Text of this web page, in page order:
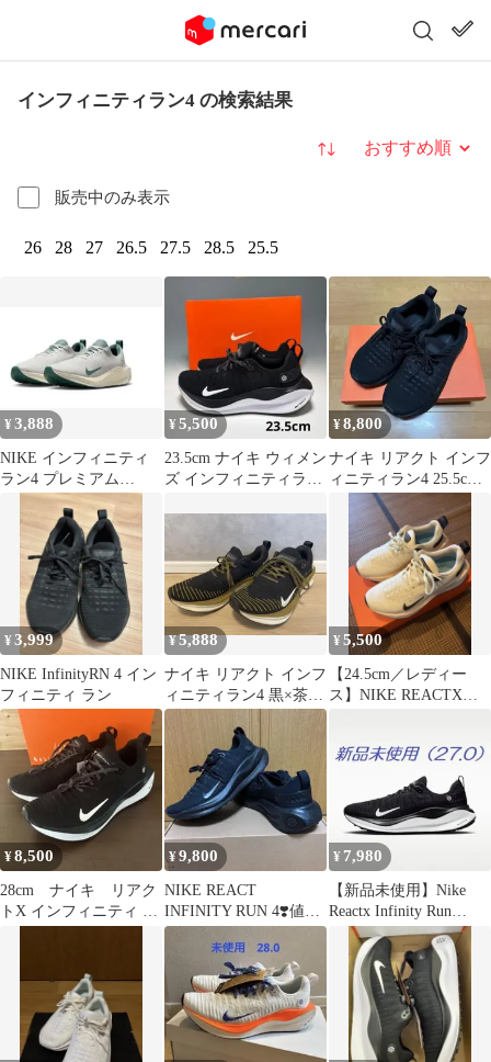
インフィニティラン4 の検索結果
販売中のみ表示
並び替え
26 28 27 26.5 27.5 28.5 25.5
¥3,888
NIKE インフィニティ
ラン4 プレミアム
HF4310 072 25.5cm
¥5,500
23.5cm ナイキ ウィメン
ズ インフィニティラン
¥8,800
ナイキ リアクト インフ
ィニティラン4 25.5cm
黒 ブラック ランニング
¥3,999
NIKE InfinityRN 4 イン
フィニティ ラン
¥5,888
ナイキ リアクト インフ
ィニティラン4 黒×茶色
×白 28.0
¥5,500
【24.5cm／レディー
ス】NIKE REACTX
¥8,500
28cm ナイキ リアク
トX インフィニティ ラ
¥9,800
NIKE REACT
INFINITY RUN 4❣️値下
げ^ ^
¥ 7,980
【新品未使用】Nike
Reactx Infinity Run
4（27.0）